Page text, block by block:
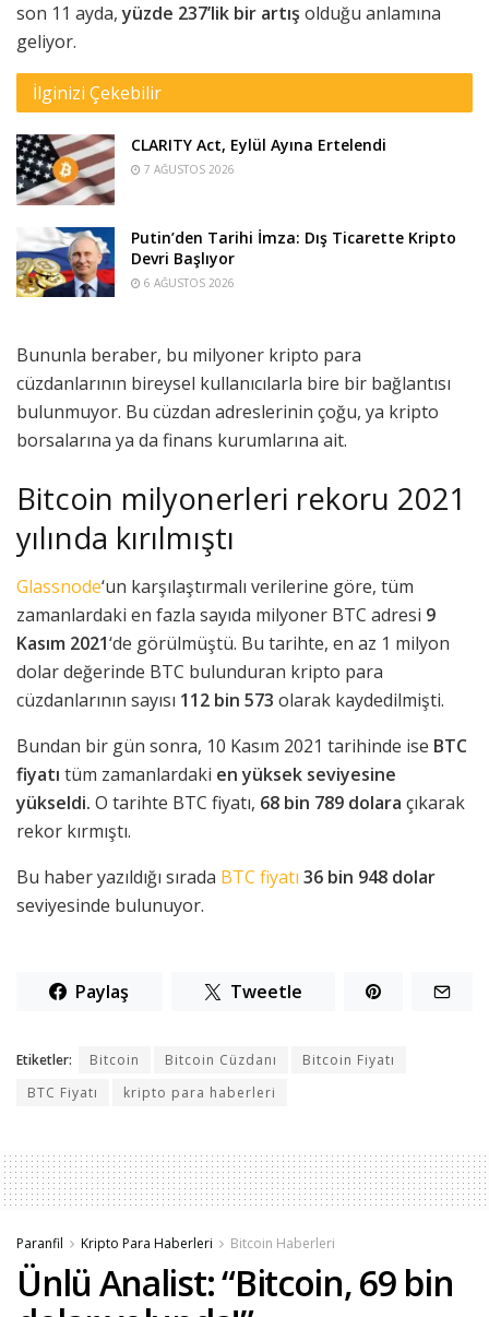
son 11 ayda,yüzde 237’lik bir artış olduğu anlamına
geliyor.
İlginizi Çekebilir
CLARITY Act, Eylül Ayına Ertelendi
7 AĞUSTOS 2026
Putin’den Tarihi İmza: Dış Ticarette Kripto
Devri Başlıyor
6 AĞUSTOS 2026
Bununla beraber, bu milyoner kripto para
cüzdanlarının bireysel kullanıcılarla bire bir bağlantısı
bulunmuyor. Bu cüzdan adreslerinin çoğu, ya kripto
borsalarına ya da finans kurumlarına ait.
Bitcoin milyonerleri rekoru 2021
yılında kırılmıştı
Glassnode‘un karşılaştırmalı verilerine göre, tüm
zamanlardaki en fazla sayıda milyoner BTC adresi 9
Kasım 2021‘de görülmüştü. Bu tarihte, en az 1 milyon
dolar değerinde BTC bulunduran kripto para
cüzdanlarının sayısı 112 bin 573 olarak kaydedilmişti.
Bundan bir gün sonra, 10 Kasım 2021 tarihinde ise BTC
fiyatı tüm zamanlardaki en yüksek seviyesine
yükseldi. O tarihte BTC fiyatı, 68 bin 789 dolara çıkarak
rekor kırmıştı.
Bu haber yazıldığı sırada BTC fiyatı 36 bin 948 dolar
seviyesinde bulunuyor.
Paylaş Tweetle
Etiketler: Bitcoin Bitcoin Cüzdanı
Bitcoin Fiyatı
BTC Fiyatı
kripto para haberleri
Paranfil Kripto Para Haberleri Bitcoin Haberleri
Ünlü Analist: “Bitcoin, 69 bin